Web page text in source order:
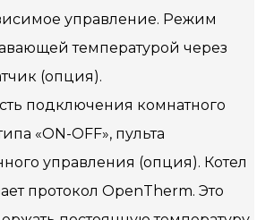
управление. Режим
температурой через
(опция).
подключения комнатного
«ON-OFF», пульта
управления (опция). Котел
протокол OpenTherm. Это